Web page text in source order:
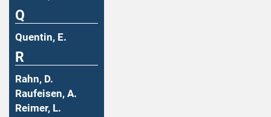
Q
Quentin, E.
R
Rahn, D.
Raufeisen, A.
Reimer, L.